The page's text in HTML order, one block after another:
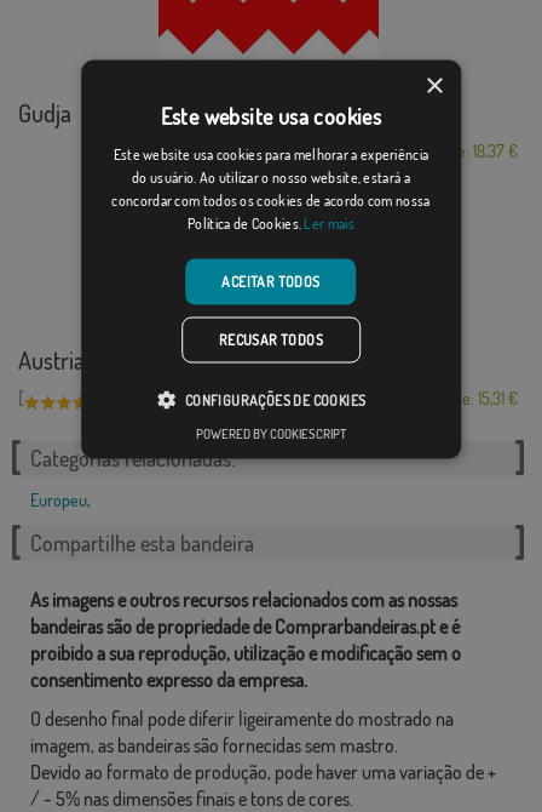
Gudja
Desde: 18,37 €
Austria
[ Desde: 15,31 €
Categorias relacionadas:
Europeu,
Compartilhe esta bandeira
As imagens e outros recursos relacionados com as nossas
bandeiras são de propriedade de Comprarbandeiras.pt e é
proibido a sua reprodução, utilização e modificação sem o
consentimento expresso da empresa.
O desenho final pode diferir ligeiramente do mostrado na
imagem, as bandeiras são fornecidas sem mastro.
Devido ao formato de produção, pode haver uma variação de +
/ - 5% nas dimensões finais e tons de cores.
×
Este website usa cookies
Este website usa cookies para melhorar a experiência
do usuário. Ao utilizar o nosso website, estará a
concordar com todos os cookies de acordo com nossa
Política de Cookies. Ler mais
ACEITAR TODOS
RECUSAR TODOS
CONFIGURAÇÕES DE COOKIES
POWERED BY COOKIESCRIPT